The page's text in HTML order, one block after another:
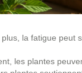
la fatigue peut
les plantes